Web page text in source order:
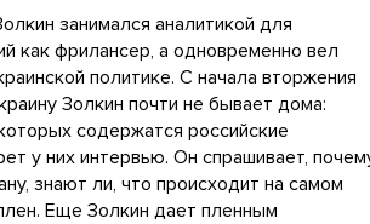
занимался аналитикой для
как фрилансер, а одновременно вел
политике. С начала вторжения
Золкин почти не бывает дома:
содержатся российские
у них интервью. Он спрашивает,
знают ли, что происходит на самом
Еще Золкин дает пленным